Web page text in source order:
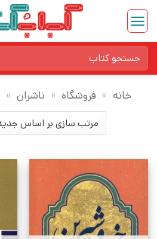
Skip
content
برای:
خانه » فروشگاه » ناشران »